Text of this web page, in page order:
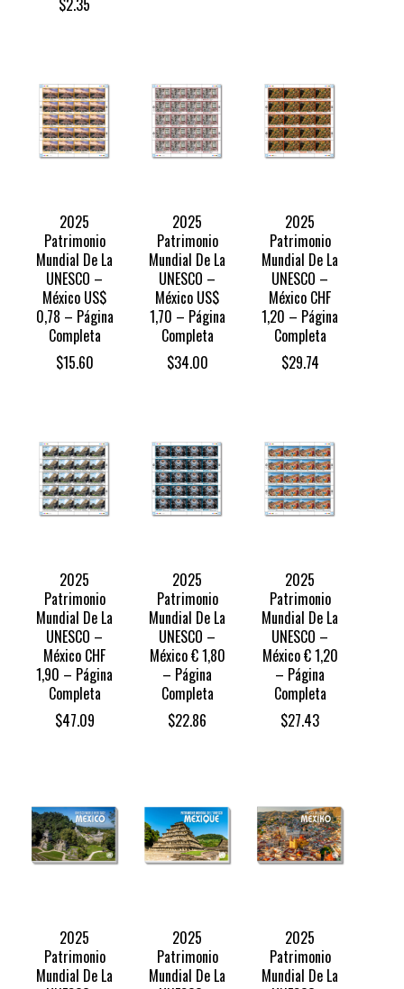
$2.35
2025
Patrimonio
Mundial De La
UNESCO –
México US$
0,78 – Página
Completa
$15.60
2025
Patrimonio
Mundial De La
UNESCO –
México US$
1,70 – Página
Completa
$34.00
2025
Patrimonio
Mundial De La
UNESCO –
México CHF
1,20 – Página
Completa
$29.74
2025
Patrimonio
Mundial De La
UNESCO –
México CHF
1,90 – Página
Completa
$47.09
2025
Patrimonio
Mundial De La
UNESCO –
México € 1,80
– Página
Completa
$22.86
2025
Patrimonio
Mundial De La
UNESCO –
México € 1,20
– Página
Completa
$27.43
2025
Patrimonio
Mundial De La
2025
Patrimonio
Mundial De La
2025
Patrimonio
Mundial De La